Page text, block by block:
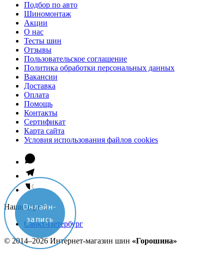
Подбор по авто
Шиномонтаж
Акции
О нас
Тесты шин
Отзывы
Пользовательское соглашение
Политика обработки персональных данных
Вакансии
Доставка
Оплата
Помощь
Контакты
Сертификат
Карта сайта
Условия использования файлов cookies
Наши адреса
Санкт-Петербург
© 2014–2026 Интернет-магазин шин «Горошина»
Онлайн-
запись